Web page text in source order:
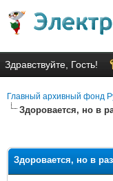
Здравствуйте, Гость!
Главный архивный фонд
Здоровается, но в
Здоровается, но в